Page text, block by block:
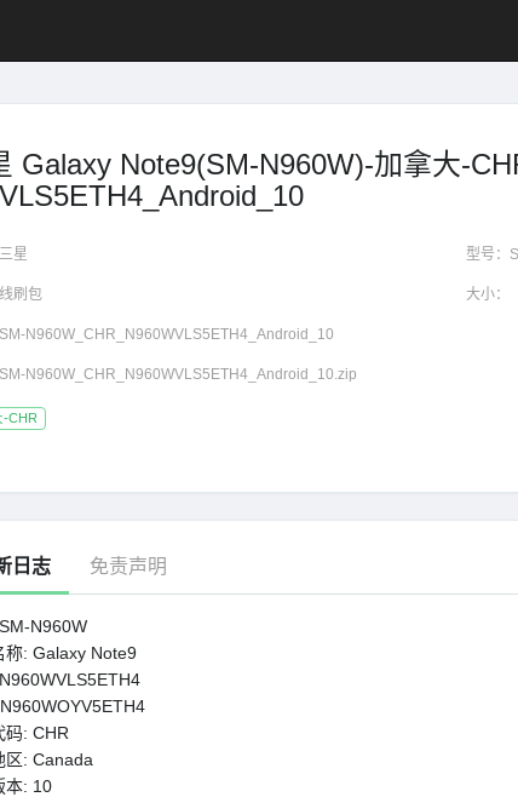
Galaxy Note9(SM-N960W)-加拿大-
三星 型号：
线刷包 大小：
SM-N960W_CHR_N960WVLS5ETH4_Android_10
SM-N960W_CHR_N960WVLS5ETH4_Android_10.zip
-CHR
日志 免责声明
N960W
称: Galaxy Note9
码: CHR
区: Canada
本: 10